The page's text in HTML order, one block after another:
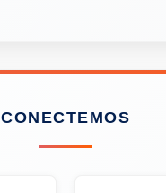
CONECTEMOS